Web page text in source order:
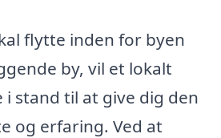
flytte inden for byen
by, vil et lokalt
stand til at give dig den
og erfaring. Ved at